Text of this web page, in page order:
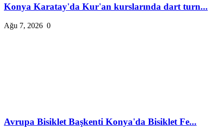
Konya Karatay'da Kur'an kurslarında dart turn...
Ağu 7, 2026 0
Avrupa Bisiklet Başkenti Konya'da Bisiklet Fe...